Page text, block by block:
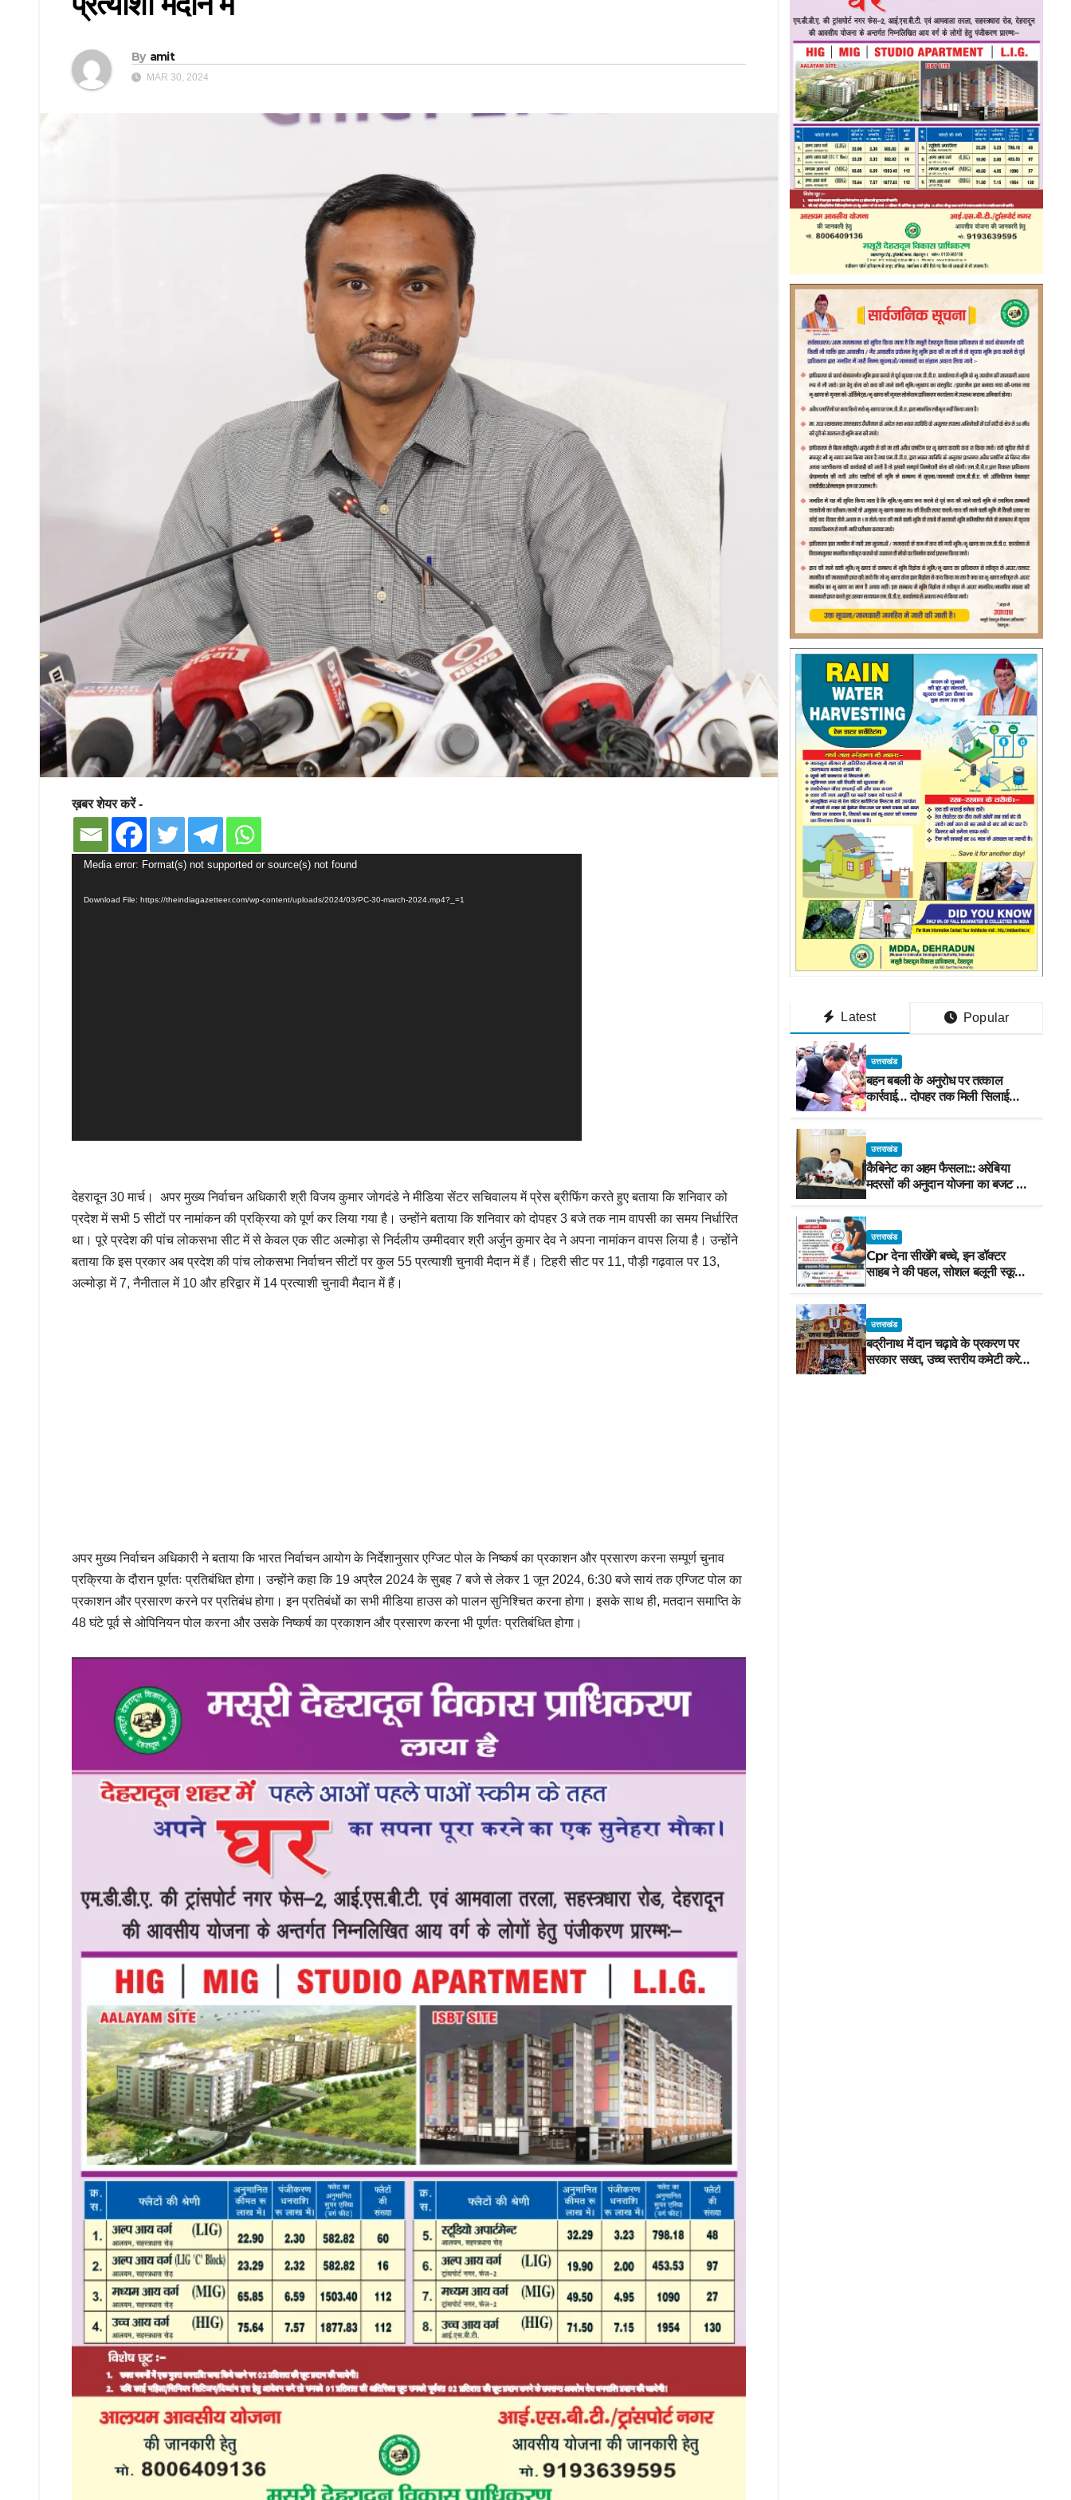
By amit
MAR 30, 2024
ख़बर शेयर करें -
Video
Media error: Format(s) not supported or source(s) not found
Download File: https://theindiagazetteer.com/wp-content/uploads/2024/03/PC-30-march-2024.mp4?_=1
देहरादून 30 मार्च। अपर मुख्य निर्वाचन अधिकारी श्री विजय कुमार जोगदंडे ने मीडिया सेंटर सचिवालय में प्रेस ब्रीफिंग करते हुए बताया कि शनिवार को
प्रदेश में सभी 5 सीटों पर नामांकन की प्रक्रिया को पूर्ण कर लिया गया है। उन्होंने बताया कि शनिवार को दोपहर 3 बजे तक नाम वापसी का समय निर्धारित
था। पूरे प्रदेश की पांच लोकसभा सीट में से केवल एक सीट अल्मोड़ा से निर्दलीय उम्मीदवार श्री अर्जुन कुमार देव ने अपना नामांकन वापस लिया है। उन्होंने
बताया कि इस प्रकार अब प्रदेश की पांच लोकसभा निर्वाचन सीटों पर कुल 55 प्रत्याशी चुनावी मैदान में हैं। टिहरी सीट पर 11, पौड़ी गढ़वाल पर 13,
अल्मोड़ा में 7, नैनीताल में 10 और हरिद्वार में 14 प्रत्याशी चुनावी मैदान में हैं।
अपर मुख्य निर्वाचन अधिकारी ने बताया कि भारत निर्वाचन आयोग के निर्देशानुसार एग्जिट पोल के निष्कर्ष का प्रकाशन और प्रसारण करना सम्पूर्ण चुनाव
प्रक्रिया के दौरान पूर्णतः प्रतिबंधित होगा। उन्होंने कहा कि 19 अप्रैल 2024 के सुबह 7 बजे से लेकर 1 जून 2024, 6:30 बजे सायं तक एग्जिट पोल का
प्रकाशन और प्रसारण करने पर प्रतिबंध होगा। इन प्रतिबंधों का सभी मीडिया हाउस को पालन सुनिश्चित करना होगा। इसके साथ ही, मतदान समाप्ति के
48 घंटे पूर्व से ओपिनियन पोल करना और उसके निष्कर्ष का प्रकाशन और प्रसारण करना भी पूर्णतः प्रतिबंधित होगा।
Latest Popular
उत्तराखंड
बहन बबली के अनुरोध पर तत्काल
कार्रवाई… दोपहर तक मिली सिलाई
मशीन
उत्तराखंड
कैबिनेट का अहम फैसला::: अरेबिया
मदरसों की अनुदान योजना का बजट मद
वित्तीय वर्ष 2027-28 से समाप्त
उत्तराखंड
Cpr देना सीखेंगे बच्चे, इन डॉक्टर
साहब ने की पहल, सोशल बलूनी स्कूल
में मिलेगा प्रशिक्षण, 10 जुलाई को सुबह
8 से होगा प्रशिक्षण, प्रीतम भरतवाण ने
भी मुहिम को दिया समर्थन
उत्तराखंड
बद्रीनाथ में दान चढ़ावे के प्रकरण पर
सरकार सख्त, उच्च स्तरीय कमेटी करेगी
जांच, अनुशासनहीनता पर एक कार्मिक